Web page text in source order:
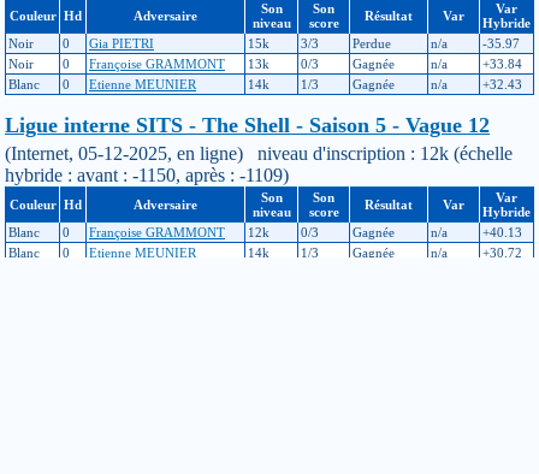
Couleur Hd Adversaire
Son
niveau
Son
score
Résultat Var
Var
Hybride
Noir
0 Gia PIETRI 15k 3/3 Perdue n/a
-35.97
Noir
0 Françoise GRAMMONT 13k 0/3 Gagnée n/a
+33.84
Blanc
0 Etienne MEUNIER 14k 1/3 Gagnée n/a +32.43
Ligue interne SITS - The Shell - Saison 5 - Vague 12
(Internet, 05-12-2025, en ligne) niveau d'inscription : 12k (échelle
hybride : avant : -1150, après : -1109)
Couleur Hd Adversaire
Son
niveau
Son
score
Résultat Var
Var
Hybride
Blanc
0 Françoise GRAMMONT 12k 0/3 Gagnée n/a
+40.13
Blanc
0 Etienne MEUNIER 14k 1/3 Gagnée n/a
+30.72